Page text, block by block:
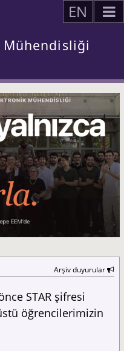
EN
Arşiv duyurular
STAR şifresi
öğrencilerimizin